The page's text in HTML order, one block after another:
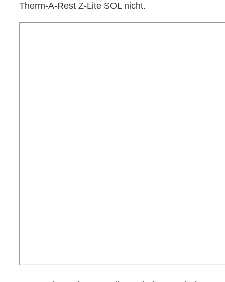
Therm-A-Rest Z-Lite SOL nicht.